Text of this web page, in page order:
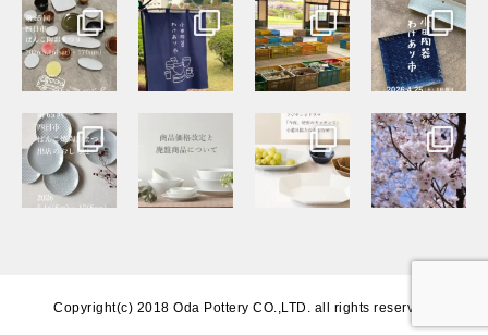
Copyright(c) 2018 Oda Pottery CO.,LTD. all rights reserved.